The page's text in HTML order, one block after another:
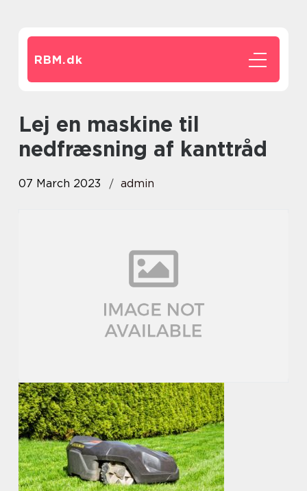
RBM.dk
Lej en maskine til
nedfræsning af kanttråd
07 March 2023 admin